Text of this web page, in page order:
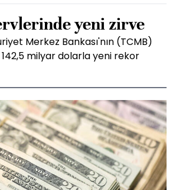
yeni zirve
Merkez Bankası'nın (TCMB)
milyar dolarla yeni rekor